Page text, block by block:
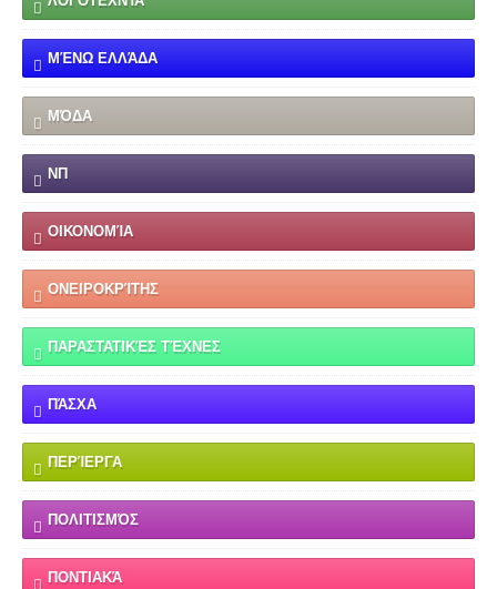
ΜΈΝΩ ΕΛΛΆΔΑ
ΜΌΔΑ
ΝΠ
ΟΙΚΟΝΟΜΊΑ
ΟΝΕΙΡΟΚΡΊΤΗΣ
ΠΑΡΑΣΤΑΤΙΚΈΣ ΤΈΧΝΕΣ
ΠΆΣΧΑ
ΠΕΡΊΕΡΓΑ
ΠΟΛΙΤΙΣΜΌΣ
ΠΟΝΤΙΑΚΆ